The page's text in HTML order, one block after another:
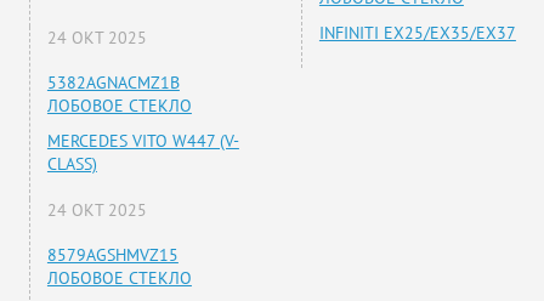
24 ОКТ 2025
5382AGNACMZ1B
ЛОБОВОЕ СТЕКЛО
MERCEDES VITO W447 (V-
CLASS)
24 ОКТ 2025
8579AGSHMVZ15
ЛОБОВОЕ СТЕКЛО
INFINITI EX25/EX35/EX37